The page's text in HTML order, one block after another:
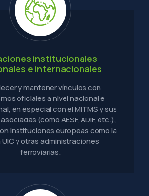
institucionales
e internacionales
y mantener vínculos con
oficiales a nivel nacional e
en especial con el MITMS y sus
(como AESF, ADIF, etc.),
instituciones europeas como la
UIC y otras administraciones
ferroviarias.